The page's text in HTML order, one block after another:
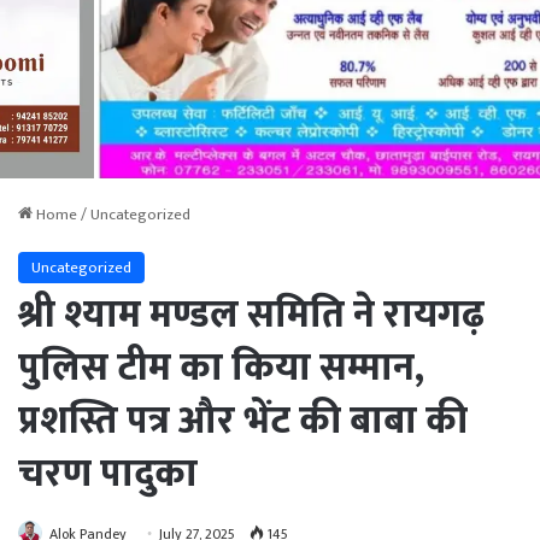
Home/Uncategorized
Uncategorized
श्री श्याम मण्डल समिति ने रायगढ़
पुलिस टीम का किया सम्मान,
प्रशस्ति पत्र और भेंट की बाबा की
चरण पादुका
Alok Pandey July 27, 2025 145